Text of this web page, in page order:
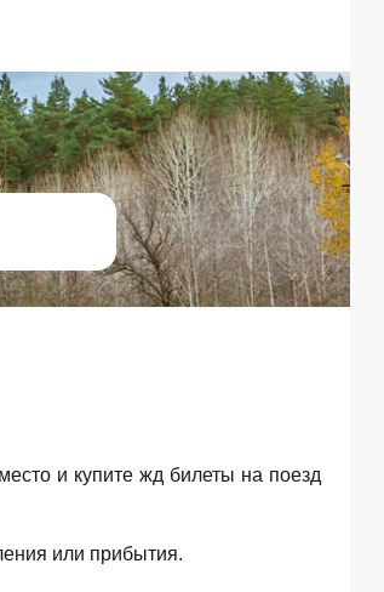
и купите жд билеты на поезд
или прибытия.